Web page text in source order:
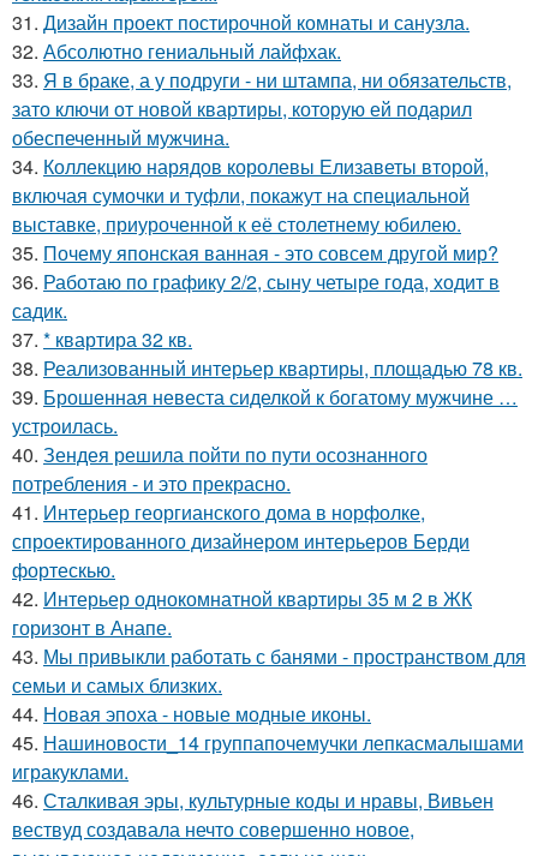
31. Дизайн проект постирочной комнаты и санузла.
32. Абсолютно гениальный лайфхак.
33. Я в браке, а у подруги - ни штампа, ни обязательств,
зато ключи от новой квартиры, которую ей подарил
обеспеченный мужчина.
34. Коллекцию нарядов королевы Елизаветы второй,
включая сумочки и туфли, покажут на специальной
выставке, приуроченной к её столетнему юбилею.
35. Почему японская ванная - это совсем другой мир?
36. Работаю по графику 2/2, сыну четыре года, ходит в
садик.
37. * квартира 32 кв.
38. Реализованный интерьер квартиры, площадью 78 кв.
39. Брошенная невеста сиделкой к богатому мужчине …
устроилась.
40. Зендея решила пойти по пути осознанного
потребления - и это прекрасно.
41. Интерьер георгианского дома в норфолке,
спроектированного дизайнером интерьеров Берди
фортескью.
42. Интерьер однокомнатной квартиры 35 м 2 в ЖК
горизонт в Анапе.
43. Мы привыкли работать с банями - пространством для
семьи и самых близких.
44. Новая эпоха - новые модные иконы.
45. Нашиновости_14 группапочемучки лепкасмалышами
игракуклами.
46. Сталкивая эры, культурные коды и нравы, Вивьен
вествуд создавала нечто совершенно новое,